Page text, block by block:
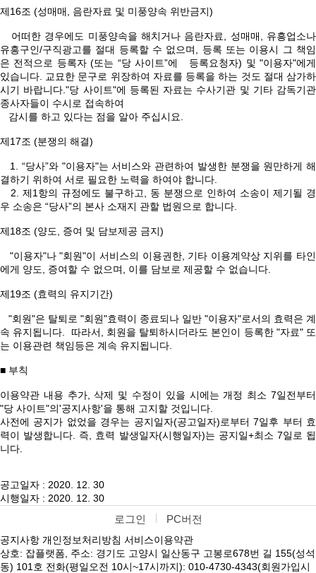
제16조 (성매매, 음란자료 및 미풍양속 위반금지)
어떠한 경우에도 미풍양속을 해치거나 음란자료, 성매매, 유흥업소나
유흥구인/구직광고를 절대 등록할 수 없으며, 등록 또는 이용시 그 책임
은 전적으로 등록자 (또는 “당 사이트”에 등록요청자) 및 "이용자"에게
있습니다. 교묘한 문구로 위장하여 자료를 등록을 하는 것도 절대 삼가하
시기 바랍니다."당 사이트"에 등록된 자료는 수사기관 및 기타 감독기관
종사자들이 수시로 접속하여
감시를 하고 있다는 점을 알아 주십시요.
제17조 (분쟁의 해결)
1. “당사”와 "이용자"는 서비스와 관련하여 발생한 분쟁을 원만하게 해
결하기 위하여 서로 필요한 노력을 하여야 합니다.
2. 제1항의 규정에도 불구하고, 동 분쟁으로 인하여 소송이 제기될 경
우 소송은 “당사”의 본사 소재지 관할 법원으로 합니다.
제18조 (양도, 증여 및 담보제공 금지)
"이용자"나 "회원"이 서비스의 이용권한, 기타 이용계약상 지위를 타인
에게 양도, 증여할 수 없으며, 이를 담보로 제공할 수 없습니다.
제19조 (효력의 유지기간)
"회원"은 탈퇴로 "회원"효력이 종료되나 일반 "이용자"로서의 효력은 계
속 유지됩니다. 따라서, 회원을 탈퇴하시더라도 본인이 등록한 "자료" 또
는 이용관련 책임등은 계속 유지됩니다.
■ 부칙
이용약관 내용 추가, 삭제 및 수정이 있을 시에는 개정 최소 7일전부터
"당 사이트"의'공지사항'을 통해 고지할 것입니다.
사전에 공지가 없었을 경우는 공지일자(공고일자)로부터 7일후 부터 효
력이 발생합니다. 즉, 효력 발생일자(시행일자)는 공지일+최소 7일로 됩
니다.
공고일자 : 2020. 12. 30
시행일자 : 2020. 12. 30
로그인 PC버전
공지사항 개인정보처리방침 서비스이용약관
상호: 잡플랫폼, 주소: 경기도 고양시 일산동구 고봉로678번 길 155(성석
동) 101호 전화(평일오전 10시~17시까지): 010-4730-4343(회원가입시